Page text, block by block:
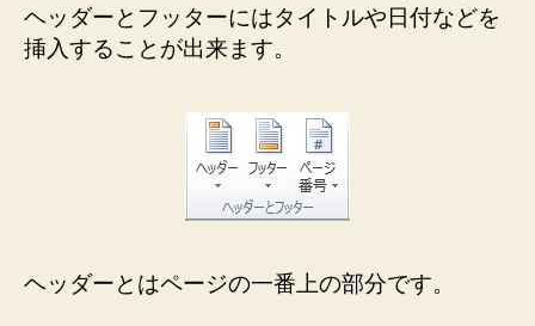
ー
に
て
へ
ヘッダーとフッターにはタイトルや日付などを
挿入することが出来ます。
ヘッダーとはページの一番上の部分です。